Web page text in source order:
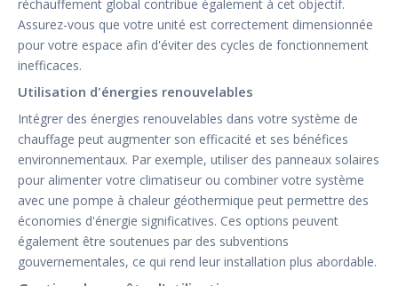
réchauffement global contribue également à cet objectif.
Assurez-vous que votre unité est correctement dimensionnée
pour votre espace afin d'éviter des cycles de fonctionnement
inefficaces.
Utilisation d'énergies renouvelables
Intégrer des énergies renouvelables dans votre système de
chauffage peut augmenter son efficacité et ses bénéfices
environnementaux. Par exemple, utiliser des panneaux solaires
pour alimenter votre climatiseur ou combiner votre système
avec une pompe à chaleur géothermique peut permettre des
économies d'énergie significatives. Ces options peuvent
également être soutenues par des subventions
gouvernementales, ce qui rend leur installation plus abordable.